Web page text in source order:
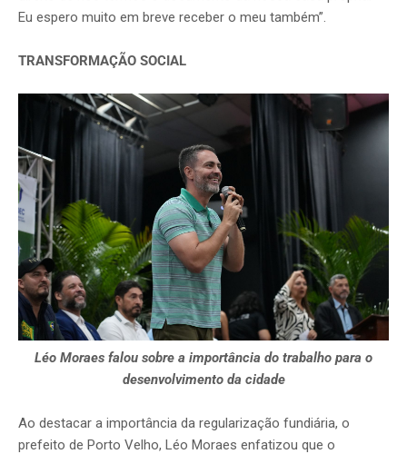
Eu espero muito em breve receber o meu também”.
TRANSFORMAÇÃO SOCIAL
Léo Moraes falou sobre a importância do trabalho para o
desenvolvimento da cidade
Ao destacar a importância da regularização fundiária, o
prefeito de Porto Velho, Léo Moraes enfatizou que o